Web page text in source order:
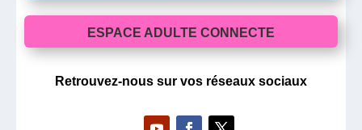
ESPACE ADULTE CONNECTE
Retrouvez-nous sur vos réseaux sociaux